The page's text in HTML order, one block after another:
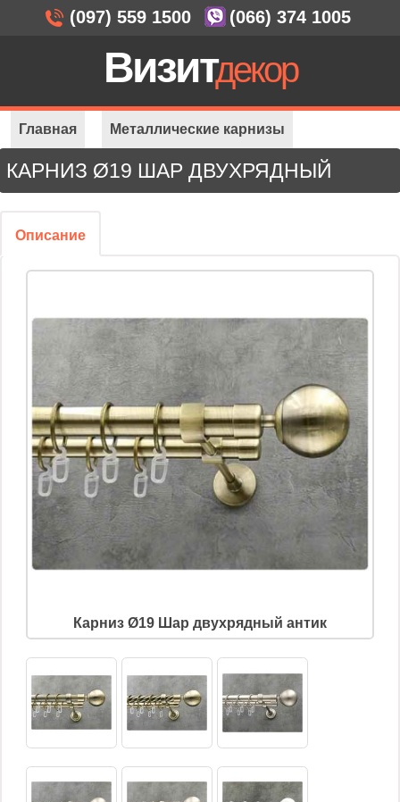
КАРНИЗ Ø19 ШАР ДВУХРЯДНЫЙ
Описание
Карниз Ø19 Шар двухрядный антик
Главная Металлические карнизы
Карнизы Ø 19 мм Ø19 Шар 2-ряда
(097) 559 1500 (066) 374 1005
Визитдекор